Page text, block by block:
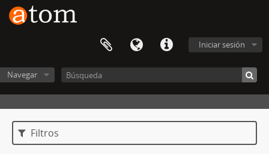
Iniciar sesión
Navegar
Filtros